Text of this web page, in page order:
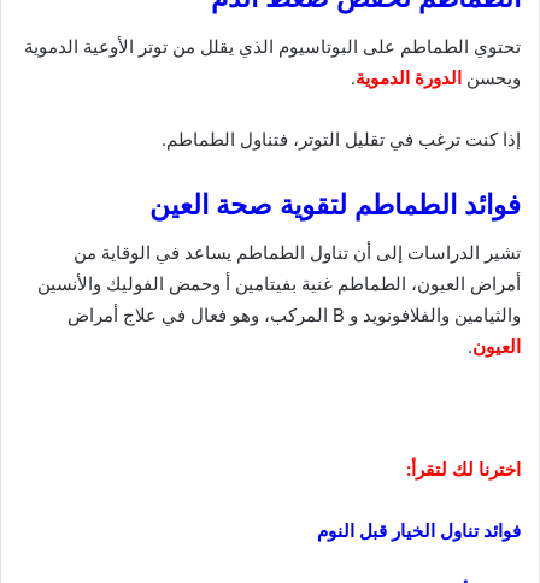
تحتوي الطماطم على البوتاسيوم الذي يقلل من توتر الأوعية الدموية
ويحسن الدورة الدموية.
إذا كنت ترغب في تقليل التوتر، فتناول الطماطم.
فوائد الطماطم لتقوية صحة العين ‌
تشير الدراسات إلى أن تناول الطماطم يساعد في الوقاية من
أمراض العيون، الطماطم غنية بفيتامين أ وحمض الفوليك والأنسين
والثيامين والفلافونويد و B المركب، وهو فعال في علاج أمراض
العيون.
اخترنا لك لتقرأ:
فوائد تناول الخيار قبل النوم